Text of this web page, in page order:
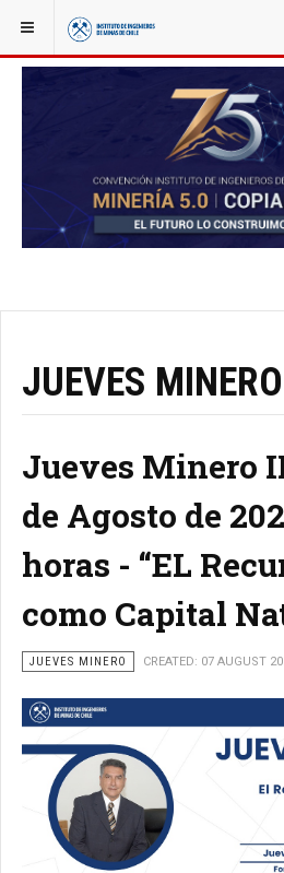
YOU ARE HERE: NOTICIAS
JUEVES MINERO
Jueves Minero
de Agosto de
horas - “EL
como Capital
JUEVES MINERO CREATED: 07 AUGUST